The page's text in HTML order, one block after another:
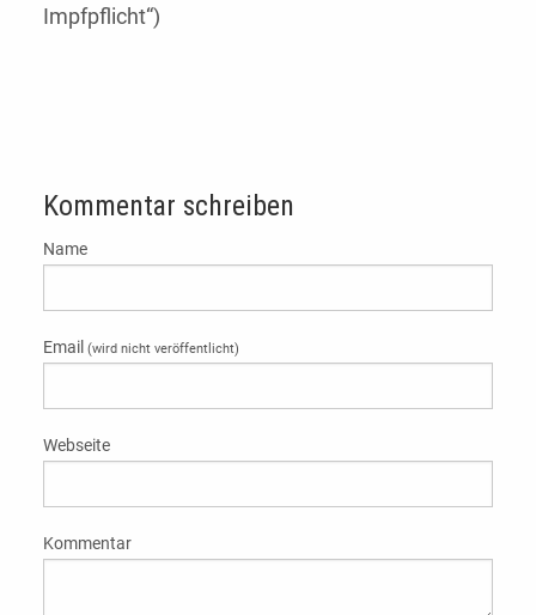
Impfpflicht“)
Kommentar schreiben
Name
Email (wird nicht veröffentlicht)
Webseite
Kommentar